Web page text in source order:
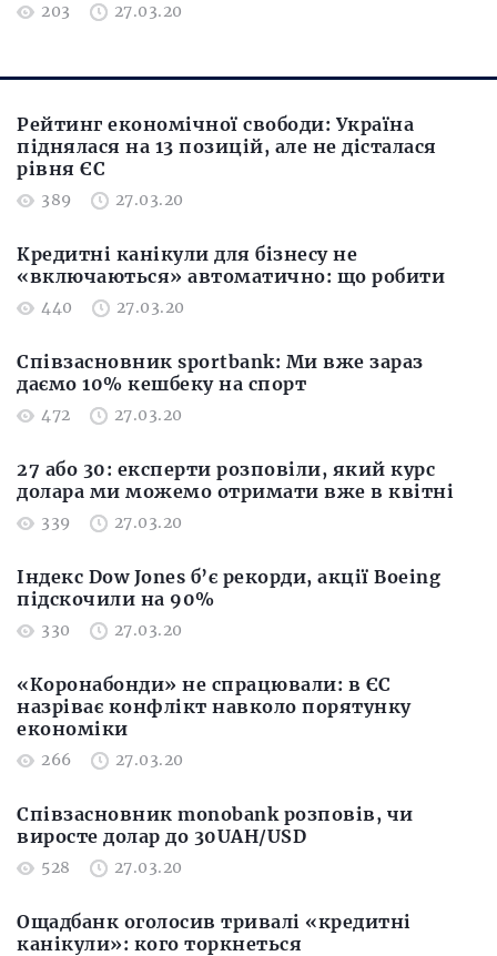
203 27.03.20
Рейтинг економічної свободи: Україна
піднялася на 13 позицій, але не дісталася
рівня ЄС
389 27.03.20
Кредитні канікули для бізнесу не
«включаються» автоматично: що робити
440 27.03.20
Співзасновник sportbank: Ми вже зараз
даємо 10% кешбеку на спорт
472 27.03.20
27 або 30: експерти розповіли, який курс
долара ми можемо отримати вже в квітні
339 27.03.20
Індекс Dow Jones б’є рекорди, акції Boeing
підскочили на 90%
330 27.03.20
«Коронабонди» не спрацювали: в ЄС
назріває конфлікт навколо порятунку
економіки
266 27.03.20
Співзасновник monobank розповів, чи
виросте долар до 30UAH/USD
528 27.03.20
Ощадбанк оголосив тривалі «кредитні
канікули»: кого торкнеться